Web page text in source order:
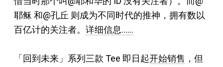
耶稣 和@孔丘 则成为不同时代的推神，拥有数以
百亿计的关注者。 详细信息……
「回到未来」系列三款 Tee 即日起开始销售 ，但